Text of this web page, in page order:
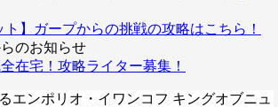
ト】ガープからの挑戦の攻略はこちら！
のお知らせ
在宅！攻略ライター募集！
エンポリオ・イワンコフ キングオブニュ